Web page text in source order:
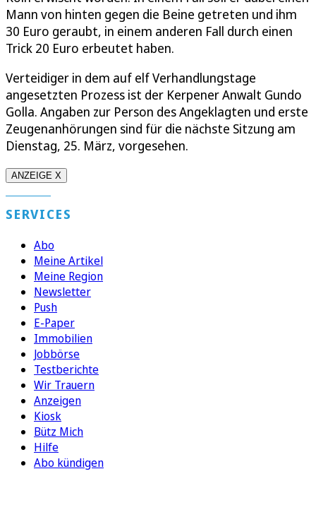
Mann von hinten gegen die Beine getreten und ihm
30 Euro geraubt, in einem anderen Fall durch einen
Trick 20 Euro erbeutet haben.
Verteidiger in dem auf elf Verhandlungstage
angesetzten Prozess ist der Kerpener Anwalt Gundo
Golla. Angaben zur Person des Angeklagten und erste
Zeugenanhörungen sind für die nächste Sitzung am
Dienstag, 25. März, vorgesehen.
ANZEIGE X
SERVICES
Abo
Meine Artikel
Meine Region
Newsletter
Push
E-Paper
Immobilien
Jobbörse
Testberichte
Wir Trauern
Anzeigen
Kiosk
Bütz Mich
Hilfe
Abo kündigen